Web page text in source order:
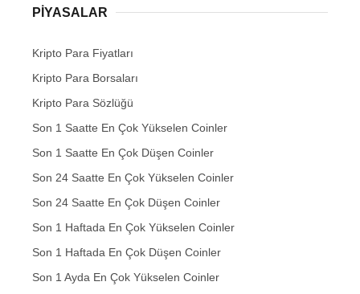
PIYASALAR
Kripto Para Fiyatları
Kripto Para Borsaları
Kripto Para Sözlüğü
Son 1 Saatte En Çok Yükselen Coinler
Son 1 Saatte En Çok Düşen Coinler
Son 24 Saatte En Çok Yükselen Coinler
Son 24 Saatte En Çok Düşen Coinler
Son 1 Haftada En Çok Yükselen Coinler
Son 1 Haftada En Çok Düşen Coinler
Son 1 Ayda En Çok Yükselen Coinler